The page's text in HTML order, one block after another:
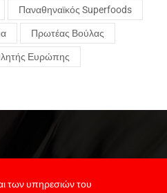
Παναθηναϊκός Superfoods
Πρωτέας Βούλας
Ευρώπης
των υπηρεσιών του